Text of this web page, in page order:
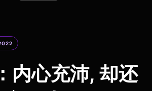
内心充沛, 却还